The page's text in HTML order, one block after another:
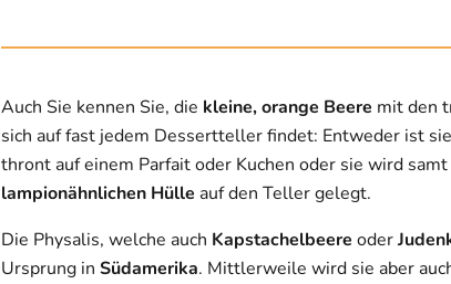
Auch Sie kennen Sie, die kleine, orange Beere mit den
sich auf fast jedem Dessertteller findet: Entweder ist
thront auf einem Parfait oder Kuchen oder sie wird
lampionähnlichen Hülle auf den Teller gelegt.
Die Physalis, welche auch Kapstachelbeereoder
Ursprung inSüdamerika. Mittlerweile wird sie aber